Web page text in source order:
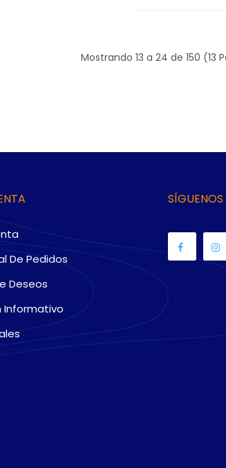
Mostrando 13 a 24 de 150 (13
De Pedidos
Deseos
Informativo
SÍGUENOS